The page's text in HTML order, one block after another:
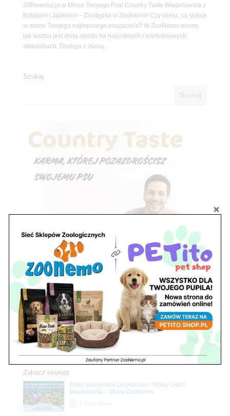
20Rewolucja w Misce Twojego Psa! Country Taste Wieprzowina z
Batatami i Jabłkiem – Dostępna w ZooNemo! Czy wiesz, co ląduje
w misce Twojego najlepszego przyjaciela? W ZooNemo wiemy,
jak ważna jest dieta oparta na naturalnych i wartościowych
składnikach. Dlatego z dumą...
Szukaj
Zobacz również
Ryby akwariowe Legionowo i Nowy Dwór
Mazowiecki – Sklep ZooNemo